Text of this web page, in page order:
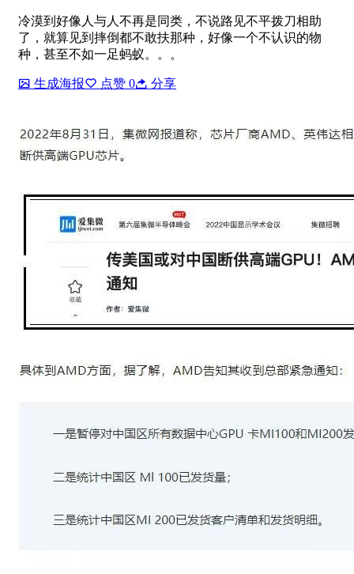
冷漠到好像人与人不再是同类，不说路见不平拨刀相助
了，就算见到摔倒都不敢扶那种，好像一个不认识的物
种，甚至不如一足蚂蚁。。。
生成海报 点赞 0 分享